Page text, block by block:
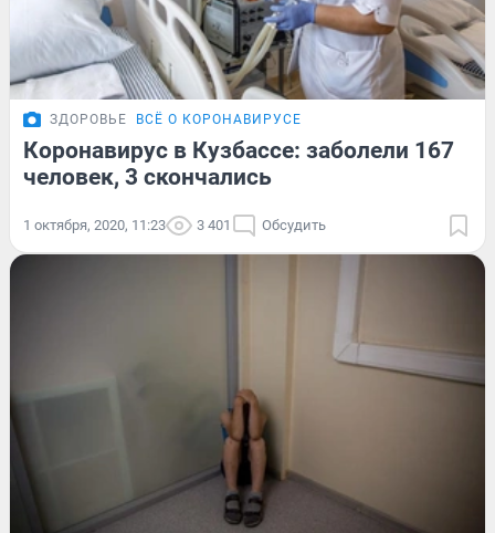
ЗДОРОВЬЕ ВСЁ О КОРОНАВИРУСЕ
Коронавирус в Кузбассе: заболели 167
человек, 3 скончались
1 октября, 2020, 11:23 3 401 Обсудить